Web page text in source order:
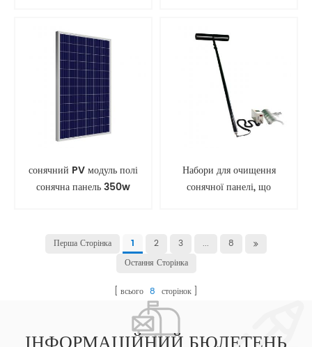
сонячний PV модуль полі
сонячна панель 350w
Набори для очищення
сонячної панелі, що
Перша Сторінка 1 2 3 ...
8
Остання Сторінка
всього 8 сторінок